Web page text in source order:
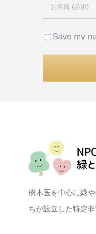
Save my
樹木医を中心に緑
ちが設立した特定